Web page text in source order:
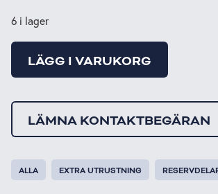
6 i lager
LÄGG I VARUKORG
LÄMNA KONTAKTBEGÄRAN
ALLA EXTRA UTRUSTNING